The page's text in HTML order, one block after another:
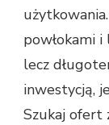
powłokami i
lecz
inwestycją,
Szukaj ofert